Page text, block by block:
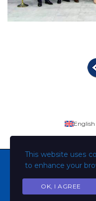
Copyright © Todos
This website uses
to enhance your
OK, I AGREE
English